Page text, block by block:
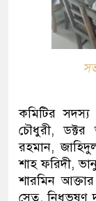
কমিটির সদস্য
চৌধুরী, ডক্টর
রহমান,
শাহ ফরিদী,
শারমিন
সেতু, নিধুভূষণ